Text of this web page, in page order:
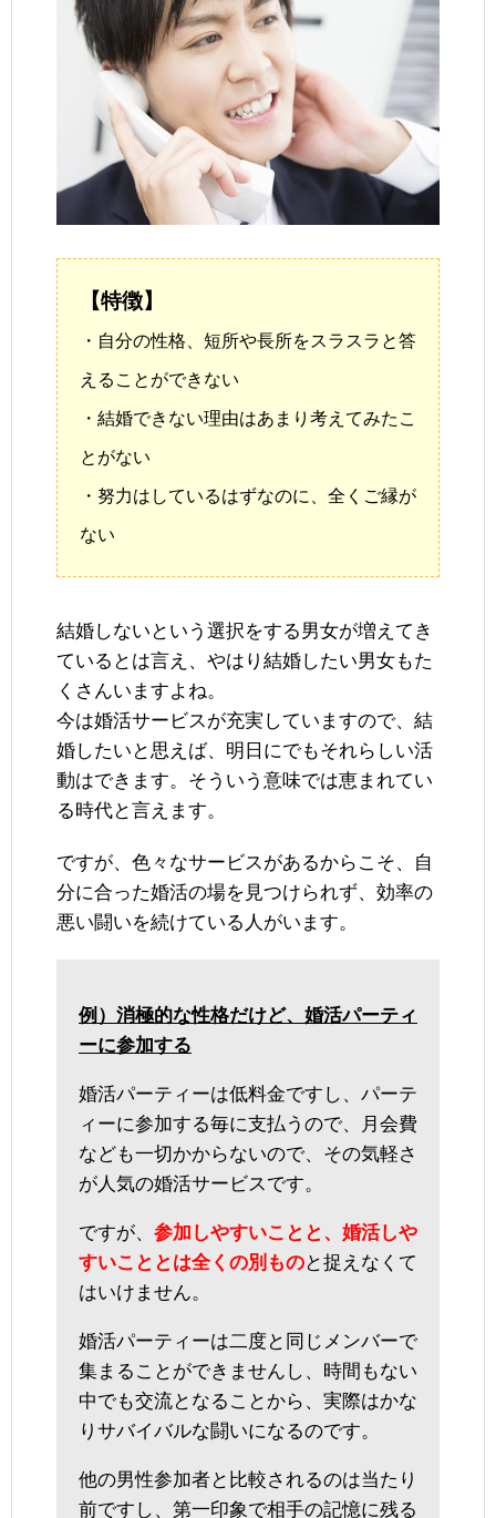
【特徴】
・自分の性格、短所や長所をスラスラと答
えることができない
・結婚できない理由はあまり考えてみたこ
とがない
・努力はしているはずなのに、全くご縁が
ない
結婚しないという選択をする男女が増えてき
ているとは言え、やはり結婚したい男女もた
くさんいますよね。
今は婚活サービスが充実していますので、結
婚したいと思えば、明日にでもそれらしい活
動はできます。そういう意味では恵まれてい
る時代と言えます。
ですが、色々なサービスがあるからこそ、自
分に合った婚活の場を見つけられず、効率の
悪い闘いを続けている人がいます。
例）消極的な性格だけど、婚活パーティ
ーに参加する
婚活パーティーは低料金ですし、パーテ
ィーに参加する毎に支払うので、月会費
なども一切かからないので、その気軽さ
が人気の婚活サービスです。
ですが、 参加しやすいことと、婚活しや
すいこととは全くの別ものと捉えなくて
はいけません。
婚活パーティーは二度と同じメンバーで
集まることができませんし、時間もない
中でも交流となることから、実際はかな
りサバイバルな闘いになるのです。
他の男性参加者と比較されるのは当たり
前ですし、第一印象で相手の記憶に残る